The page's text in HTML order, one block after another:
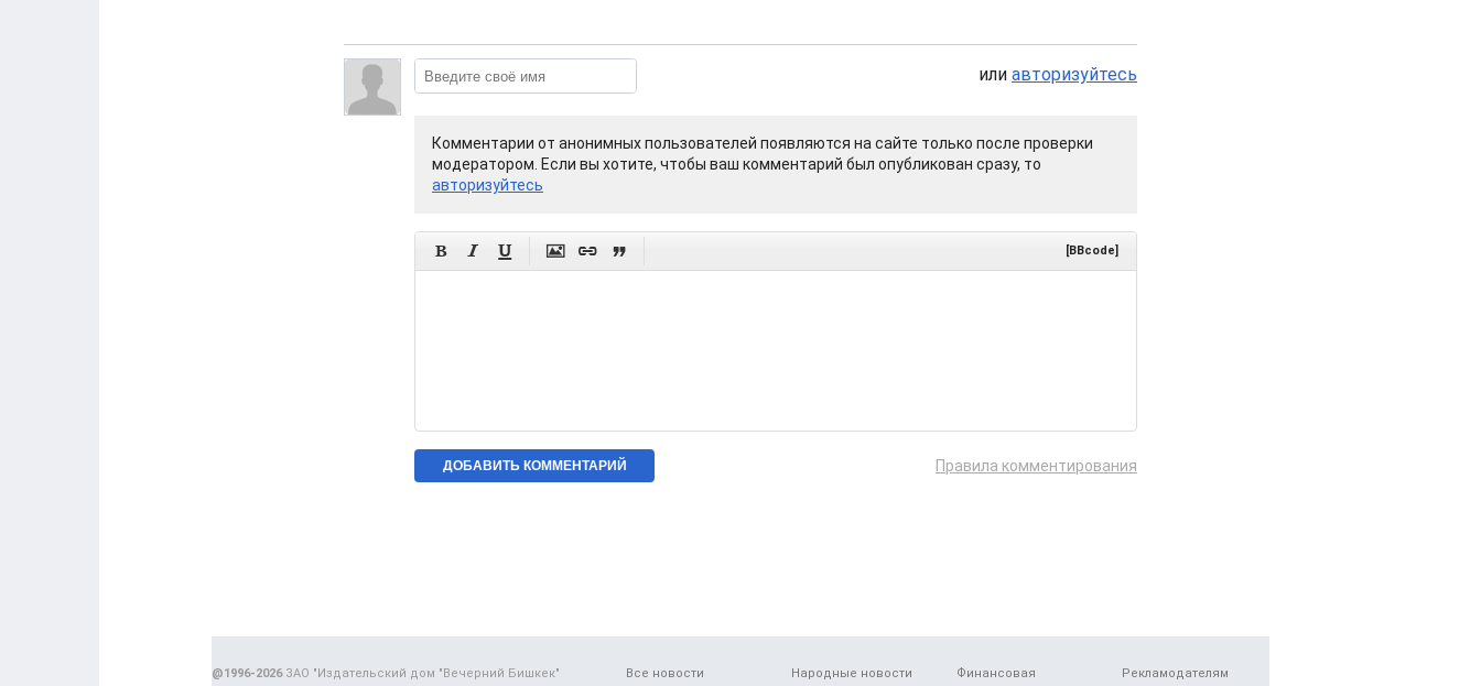
или авторизуйтесь
Комментарии от анонимных пользователей появляются на сайте только после проверки
модератором. Если вы хотите, чтобы ваш комментарий был опубликован сразу, то
авторизуйтесь
      [BBcode]
Правила комментирования
Все новости Народные новости Финансовая Рекламодателям
@1996-2026ЗАО "Издательский дом "Вечерний Бишкек"